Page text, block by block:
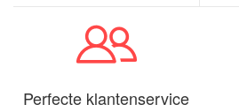
Perfecte klantenservice